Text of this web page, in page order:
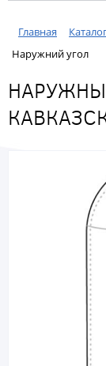
Главная
Наружний угол